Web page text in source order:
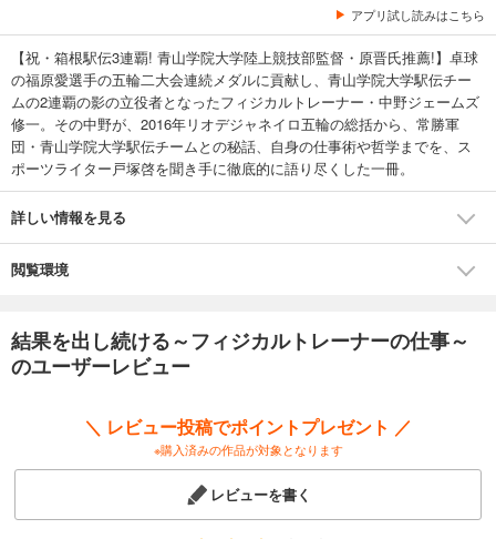
アプリ試し読みはこちら
【祝・箱根駅伝3連覇! 青山学院大学陸上競技部監督・原晋氏推薦!】卓球
の福原愛選手の五輪二大会連続メダルに貢献し、青山学院大学駅伝チー
ムの2連覇の影の立役者となったフィジカルトレーナー・中野ジェームズ
修一。その中野が、2016年リオデジャネイロ五輪の総括から、常勝軍
団・青山学院大学駅伝チームとの秘話、自身の仕事術や哲学までを、ス
ポーツライター戸塚啓を聞き手に徹底的に語り尽くした一冊。
詳しい情報を見る
閲覧環境
結果を出し続ける～フィジカルトレーナーの仕事～
のユーザーレビュー
＼ レビュー投稿でポイントプレゼント ／
※購入済みの作品が対象となります
レビューを書く